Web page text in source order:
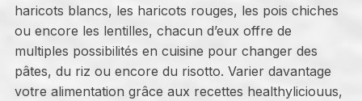
haricots blancs, les haricots rouges, les pois chiches
ou encore les lentilles, chacun d’eux offre de
multiples possibilités en cuisine pour changer des
pâtes, du riz ou encore du risotto. Varier davantage
votre alimentation grâce aux recettes healthyliciouus,